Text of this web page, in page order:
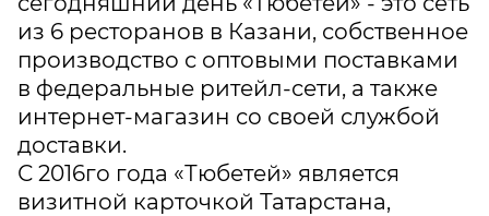
из 6 ресторанов в Казани, собственное
производство с оптовыми поставками
в федеральные ритейл-сети, а также
интернет-магазин со своей службой
доставки.
С 2016го года «Тюбетей» является
визитной карточкой Татарстана,